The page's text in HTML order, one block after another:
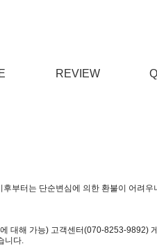
REVIEW
부터는 단순변심에 의한 환불이 어려
대해 가능) 고객센터(070-8253-9892)
니다.